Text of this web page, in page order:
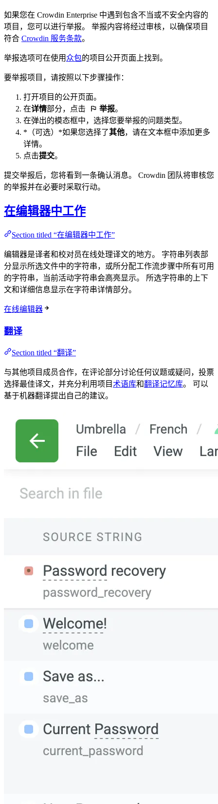
如果您在 Crowdin Enterprise 中遇到包含不当或不安全内容的
项目，您可以进行举报。 举报内容将经过审核，以确保项目
符合 Crowdin 服务条款。
举报选项可在使用 众包的项目公开页面上找到。
要举报项目，请按照以下步骤操作：
打开项目的公开页面。
在详情部分，点击 举报。
在弹出的模态框中，选择您要举报的问题类型。
*（可选）*如果您选择了其他，请在文本框中添加更多
详情。
点击提交。
提交举报后，您将看到一条确认消息。 Crowdin 团队将审核您
的举报并在必要时采取行动。
在编辑器中工作
Section titled “在编辑器中工作”
编辑器是译者和校对员在线处理译文的地方。 字符串列表部
分显示所选文件中的字符串，或所分配工作流步骤中所有可用
的字符串，当前活动字符串会高亮显示。 所选字符串的上下
文和详细信息显示在字符串详情部分。
在线编辑器
翻译
Section titled “翻译”
与其他项目成员合作，在评论部分讨论任何议题或疑问，投票
选择最佳译文，并充分利用项目术语库和翻译记忆库。 可以
基于机器翻译提出自己的建议。